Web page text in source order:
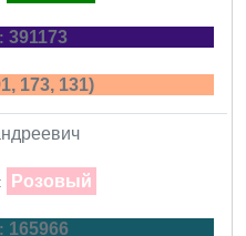
391173
173, 131)
Розовый
165966